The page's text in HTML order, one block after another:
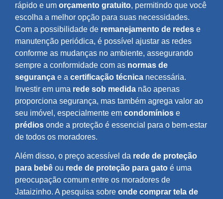
rápido e um orçamento gratuito, permitindo que você
escolha a melhor opção para suas necessidades.
Com a possibilidade de remanejamento de redes e
manutenção periódica, é possível ajustar as redes
conforme as mudanças no ambiente, assegurando
sempre a conformidade com as normas de
segurança e a certificação técnica necessária.
Investir em uma rede sob medida não apenas
proporciona segurança, mas também agrega valor ao
seu imóvel, especialmente em condomínios e
prédios onde a proteção é essencial para o bem-estar
de todos os moradores.
Além disso, o preço acessível da rede de proteção
para bebê ou rede de proteção para gato é uma
preocupação comum entre os moradores de
Jataizinho. A pesquisa sobre onde comprar tela de